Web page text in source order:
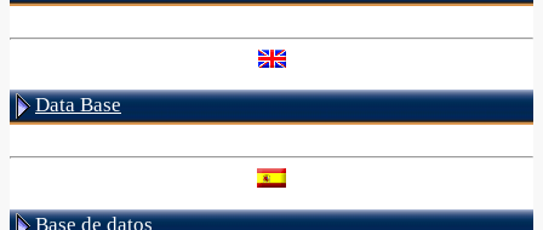
Data Base
Base de datos